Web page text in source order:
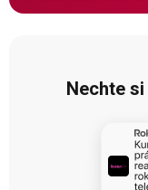
Nechte